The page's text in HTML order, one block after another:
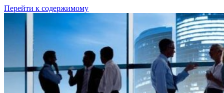
Перейти к содержимому